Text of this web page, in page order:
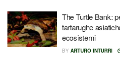
The Turtle Bank:
tartarughe
ecosistemi
BY ARTURO INTURRI